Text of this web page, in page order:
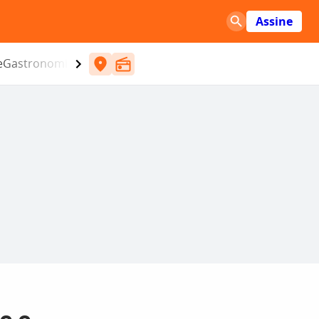
Assine
Gastronomia Entretenimento